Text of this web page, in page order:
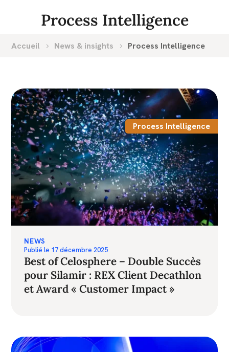
Process Intelligence
Accueil News & insights Process Intelligence
Process Intelligence
NEWS
Publié le 17 décembre 2025
Best of Celosphere – Double Succès
pour Silamir : REX Client Decathlon
et Award « Customer Impact »